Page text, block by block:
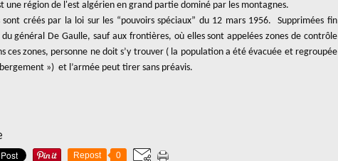
une région de l'est algérien en grand partie dominé par les montagnes.
créés par la loi sur les “pouvoirs spéciaux” du 12 mars 1956. Supprimées fin
général De Gaulle, sauf aux frontières, où elles sont appelées zones de contrôle
ces zones, personne ne doit s’y trouver ( la population a été évacuée et regroupée
») et l’armée peut tirer sans préavis.
Repost 0